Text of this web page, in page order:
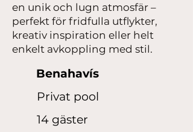
en unik och lugn atmosfär –
perfekt för fridfulla utflykter,
kreativ inspiration eller helt
enkelt avkoppling med stil.
Benahavís
Privat pool
14 gäster